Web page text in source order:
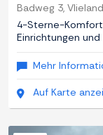
Badweg 3, Vlieland
4-Sterne-
Einrichtungen
Mehr
Auf Karte